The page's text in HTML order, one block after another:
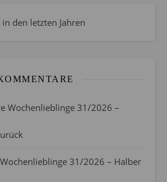
den letzten Jahren
Wochenlieblinge 31/2026 –
31/2026 – Halber